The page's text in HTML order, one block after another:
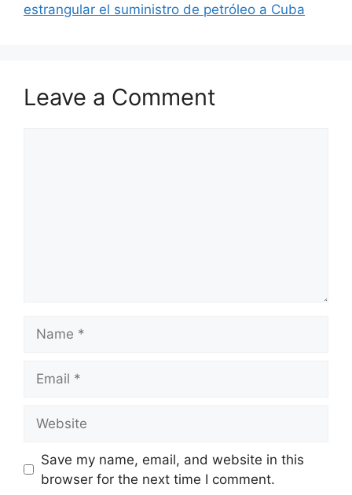
estrangular el suministro de petróleo a Cuba
Leave a Comment
Save my name, email, and website in this
browser for the next time I comment.